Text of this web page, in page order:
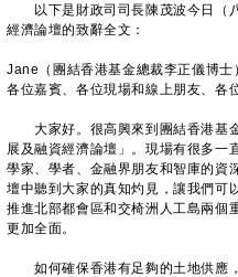
以下是財政司司長陳茂波今日（
經濟論壇的致辭全文：
Jane（團結香港基金總裁李正儀博
各位嘉賓、各位現場和線上朋友、各
大家好。很高興來到團結香港基
展及融資經濟論壇」。現場有很多一
學家、學者、金融界朋友和智庫的資
壇中聽到大家的真知灼見，讓我們可
推進北部都會區和交椅洲人工島兩個
更加全面。
如何確保香港有足夠的土地供應